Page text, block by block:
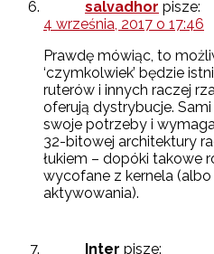
salvadhor pisze:
4 września, 2017 o 17:46
Prawdę mówiąc, to
‘czymkolwiek’ będzie
ruterów i innych raczej
oferują dystrybucje.
swoje potrzeby i
32-bitowej architektury
łukiem – dopóki takowe
wycofane z kernela
aktywowania).
Inter pisze: